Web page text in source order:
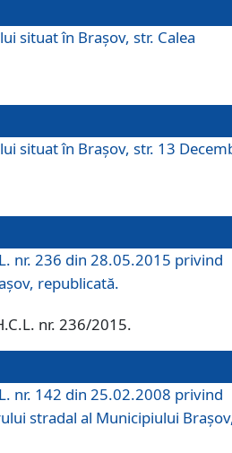
situat în Brașov, str. Calea
situat în Brașov, str. 13
nr. 236 din 28.05.2015 privind
republicată.
nr. 236/2015.
nr. 142 din 25.02.2008 privind
stradal al Municipiului